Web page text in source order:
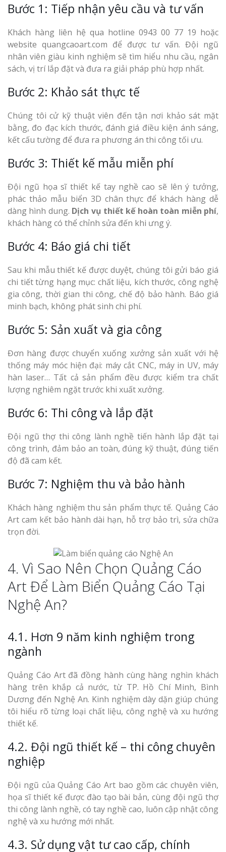
Bước 1: Tiếp nhận yêu cầu và tư vấn
Khách hàng liên hệ qua hotline 0943 00 77 19 hoặc
website quangcaoart.com để được tư vấn. Đội ngũ
nhân viên giàu kinh nghiệm sẽ tìm hiểu nhu cầu, ngân
sách, vị trí lắp đặt và đưa ra giải pháp phù hợp nhất.
Bước 2: Khảo sát thực tế
Chúng tôi cử kỹ thuật viên đến tận nơi khảo sát mặt
bằng, đo đạc kích thước, đánh giá điều kiện ánh sáng,
kết cấu tường để đưa ra phương án thi công tối ưu.
Bước 3: Thiết kế mẫu miễn phí
Đội ngũ họa sĩ thiết kế tay nghề cao sẽ lên ý tưởng,
phác thảo mẫu biển 3D chân thực để khách hàng dễ
dàng hình dung. Dịch vụ thiết kế hoàn toàn miễn phí,
khách hàng có thể chỉnh sửa đến khi ưng ý.
Bước 4: Báo giá chi tiết
Sau khi mẫu thiết kế được duyệt, chúng tôi gửi báo giá
chi tiết từng hạng mục: chất liệu, kích thước, công nghệ
gia công, thời gian thi công, chế độ bảo hành. Báo giá
minh bạch, không phát sinh chi phí.
Bước 5: Sản xuất và gia công
Đơn hàng được chuyển xuống xưởng sản xuất với hệ
thống máy móc hiện đại: máy cắt CNC, máy in UV, máy
hàn laser… Tất cả sản phẩm đều được kiểm tra chất
lượng nghiêm ngặt trước khi xuất xưởng.
Bước 6: Thi công và lắp đặt
Đội ngũ thợ thi công lành nghề tiến hành lắp đặt tại
công trình, đảm bảo an toàn, đúng kỹ thuật, đúng tiến
độ đã cam kết.
Bước 7: Nghiệm thu và bảo hành
Khách hàng nghiệm thu sản phẩm thực tế. Quảng Cáo
Art cam kết bảo hành dài hạn, hỗ trợ bảo trì, sửa chữa
trọn đời.
4. Vì Sao Nên Chọn Quảng Cáo
Art Để Làm Biển Quảng Cáo Tại
Nghệ An?
4.1. Hơn 9 năm kinh nghiệm trong
ngành
Quảng Cáo Art đã đồng hành cùng hàng nghìn khách
hàng trên khắp cả nước, từ TP. Hồ Chí Minh, Bình
Dương đến Nghệ An. Kinh nghiệm dày dặn giúp chúng
tôi hiểu rõ từng loại chất liệu, công nghệ và xu hướng
thiết kế.
4.2. Đội ngũ thiết kế – thi công chuyên
nghiệp
Đội ngũ của Quảng Cáo Art bao gồm các chuyên viên,
họa sĩ thiết kế được đào tạo bài bản, cùng đội ngũ thợ
thi công lành nghề, có tay nghề cao, luôn cập nhật công
nghệ và xu hướng mới nhất.
4.3. Sử dụng vật tư cao cấp, chính